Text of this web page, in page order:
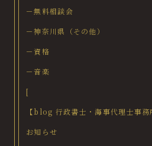
－無料相談会
－神奈川県（その他）
－資格
－音楽
[
【blog 行政書士・海事代理士事務
お知らせ